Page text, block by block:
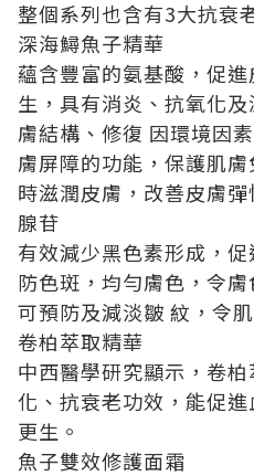
整個系列也含有3大抗衰
深海鱘魚子精華
蘊含豐富的氨基酸，促
生，具有消炎、抗氧化
膚結構、修復 因環境因
膚屏障的功能，保護肌
時滋潤皮膚，改善皮膚彈
腺苷
有效減少黑色素形成，
防色斑，均勻膚色，令
可預防及減淡皺 紋，令
卷柏萃取精華
中西醫學研究顯示，卷
化、抗衰老功效，能促
更生。
魚子雙效修護面霜